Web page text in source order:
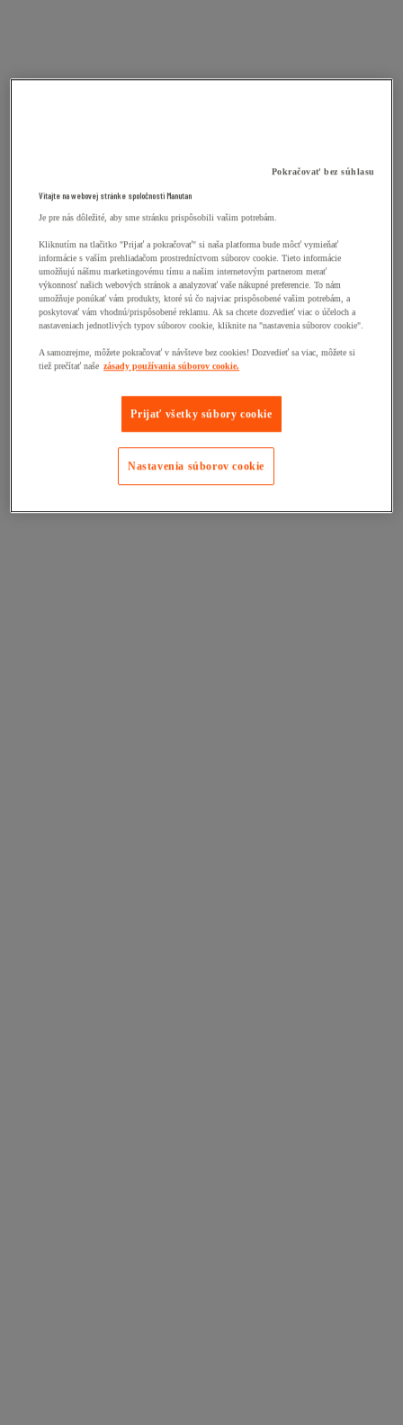
Pokračovať bez súhlasu
Vitajte na webovej stránke spoločnosti Manutan
Je pre nás dôležité, aby sme stránku prispôsobili vašim potrebám.
Kliknutím na tlačitko "Prijať a pokračovať" si naša platforma bude môcť vymieňať
informácie s vaším prehliadačom prostredníctvom súborov cookie. Tieto informácie
umožňujú nášmu marketingovému tímu a našim internetovým partnerom merať
výkonnosť našich webových stránok a analyzovať vaše nákupné preferencie. To nám
umožňuje ponúkať vám produkty, ktoré sú čo najviac prispôsobené vašim potrebám, a
poskytovať vám vhodnú/prispôsobené reklamu. Ak sa chcete dozvedieť viac o účeloch a
nastaveniach jednotlivých typov súborov cookie, kliknite na "nastavenia súborov cookie".
A samozrejme, môžete pokračovať v návšteve bez cookies! Dozvedieť sa viac, môžete si
tiež prečítať naše zásady používania súborov cookie.
Prijať všetky súbory cookie
Nastavenia súborov cookie